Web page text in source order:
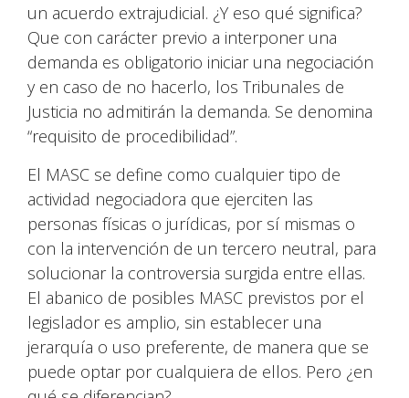
un acuerdo extrajudicial. ¿Y eso qué significa?
Que con carácter previo a interponer una
demanda es obligatorio iniciar una negociación
y en caso de no hacerlo, los Tribunales de
Justicia no admitirán la demanda. Se denomina
“requisito de procedibilidad”.
El MASC se define como cualquier tipo de
actividad negociadora que ejerciten las
personas físicas o jurídicas, por sí mismas o
con la intervención de un tercero neutral, para
solucionar la controversia surgida entre ellas.
El abanico de posibles MASC previstos por el
legislador es amplio, sin establecer una
jerarquía o uso preferente, de manera que se
puede optar por cualquiera de ellos. Pero ¿en